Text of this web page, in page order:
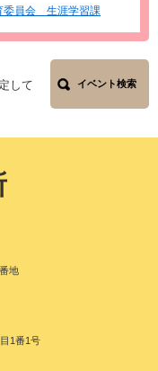
委員会 生涯学習課
して
イベント検索
地
1番1号